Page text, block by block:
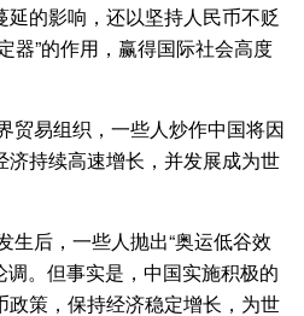
的影响，还以坚持人民币不贬
器”的作用，赢得国际社会高度
易组织，一些人炒作中国将因
济持续高速增长，并发展成为世
后，一些人抛出“奥运低谷效
调。但事实是，中国实施积极的
政策，保持经济稳定增长，为世